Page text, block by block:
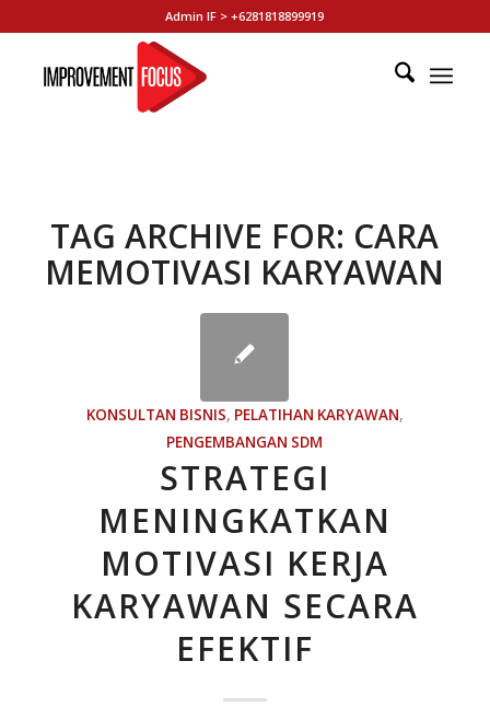
Admin IF > +6281818899919
TAG ARCHIVE FOR: CARA
MEMOTIVASI KARYAWAN
KONSULTAN BISNIS, PELATIHAN KARYAWAN,
PENGEMBANGAN SDM
STRATEGI
MENINGKATKAN
MOTIVASI KERJA
KARYAWAN SECARA
EFEKTIF